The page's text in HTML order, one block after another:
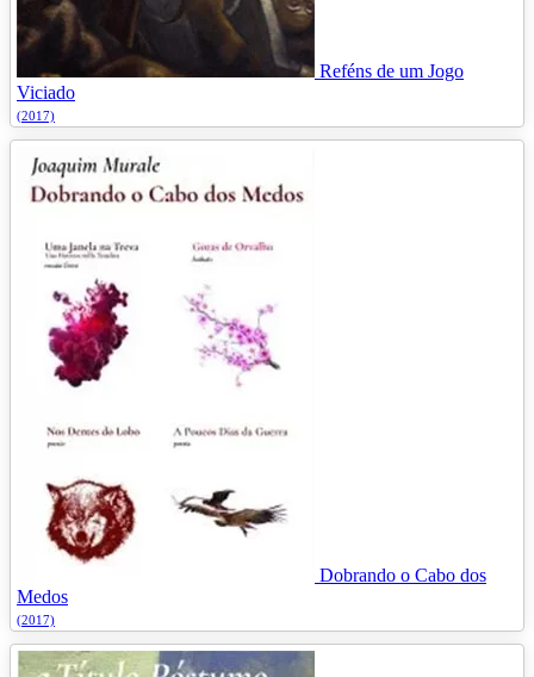
Reféns de um Jogo
Viciado
(2017)
Dobrando o Cabo dos
Medos
(2017)